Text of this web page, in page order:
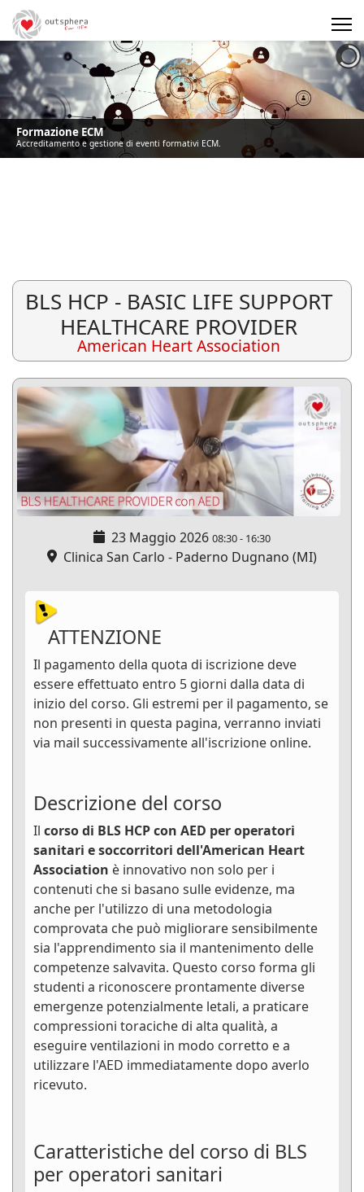
Formazione ECM
Accreditamento e gestione di eventi formativi ECM.
BLS HCP - BASIC LIFE SUPPORT
HEALTHCARE PROVIDER
American Heart Association
23 Maggio 2026 08:30- 16:30
Clinica San Carlo - Paderno Dugnano (MI)
ATTENZIONE
Il pagamento della quota di iscrizione deve
essere effettuato entro 5 giorni dalla data di
inizio del corso. Gli estremi per il pagamento, se
non presenti in questa pagina, verranno inviati
via mail successivamente all'iscrizione online.
Descrizione del corso
Il corso di BLS HCP con AED per operatori
sanitari e soccorritori dell'American Heart
Association è innovativo non solo per i
contenuti che si basano sulle evidenze, ma
anche per l'utilizzo di una metodologia
comprovata che può migliorare sensibilmente
sia l'apprendimento sia il mantenimento delle
competenze salvavita. Questo corso forma gli
studenti a riconoscere prontamente diverse
emergenze potenzialmente letali, a praticare
compressioni toraciche di alta qualità, a
eseguire ventilazioni in modo corretto e a
utilizzare l'AED immediatamente dopo averlo
ricevuto.
Caratteristiche del corso di BLS
per operatori sanitari